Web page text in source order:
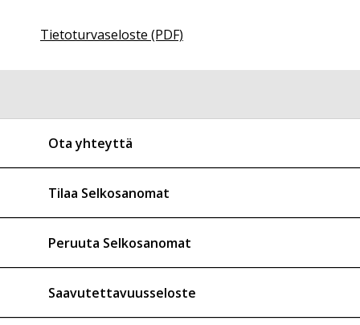
Tietoturvaseloste (PDF)
Ota yhteyttä
Tilaa Selkosanomat
Peruuta Selkosanomat
Saavutettavuusseloste